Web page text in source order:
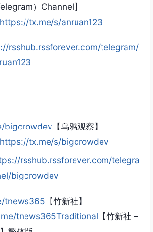
）Channel】
https://tx.me/s/anruan123
rsshub.rssforever.com/telegram/
bigcrowdev 【乌鸦观察】
https://tx.me/s/bigcrowdev
rsshub.rssforever.com/telegra
bigcrowdev
tnews365 【竹新社】
tnews365Traditional 【竹新社 –